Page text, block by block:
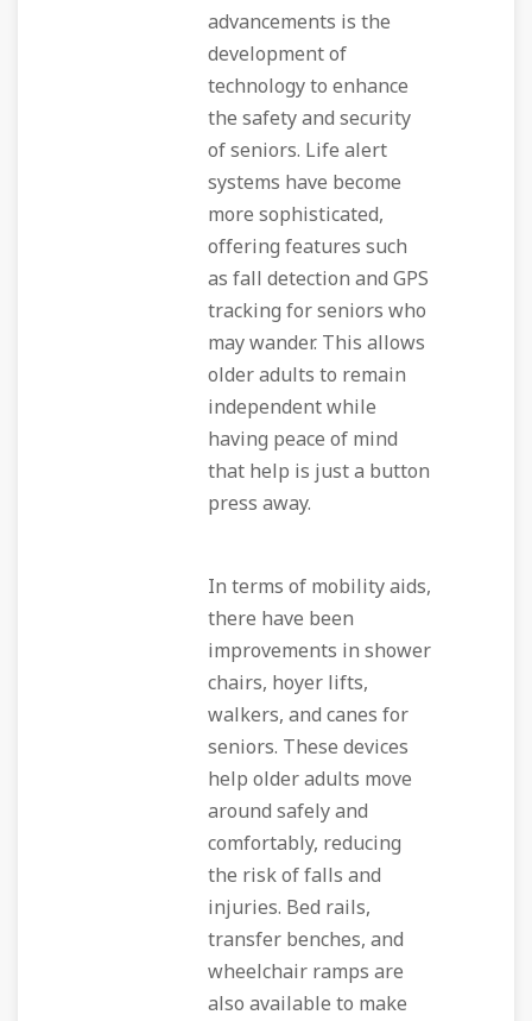
advancements is the
development of
technology to enhance
the safety and security
of seniors. Life alert
systems have become
more sophisticated,
offering features such
as fall detection and GPS
tracking for seniors who
may wander. This allows
older adults to remain
independent while
having peace of mind
that help is just a button
press away.
In terms of mobility aids,
there have been
improvements in shower
chairs, hoyer lifts,
walkers, and canes for
seniors. These devices
help older adults move
around safely and
comfortably, reducing
the risk of falls and
injuries. Bed rails,
transfer benches, and
wheelchair ramps are
also available to make